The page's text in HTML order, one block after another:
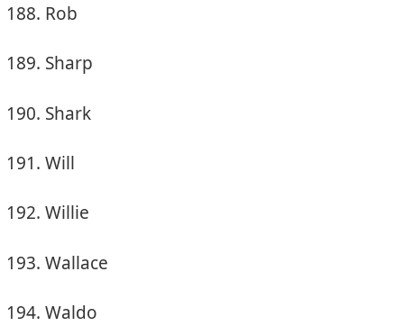
Rob
Sharp
Shark
Will
Willie
Wallace
Waldo